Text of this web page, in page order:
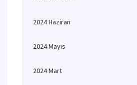
2024 Haziran
2024 Mayıs
2024 Mart